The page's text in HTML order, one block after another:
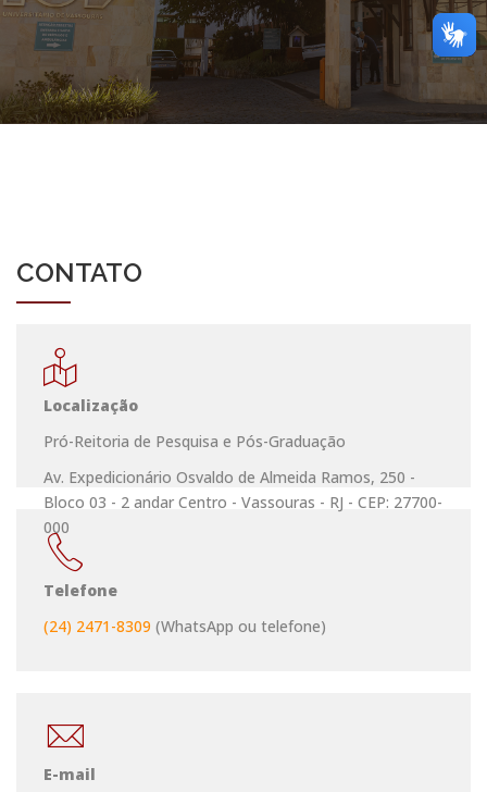
CONTATO
Localização
Pró-Reitoria de Pesquisa e Pós-Graduação
Av. Expedicionário Osvaldo de Almeida Ramos, 250 -
Bloco 03 - 2 andar Centro - Vassouras - RJ - CEP: 27700-
000
Telefone
(24) 2471-8309 (WhatsApp ou telefone)
E-mail